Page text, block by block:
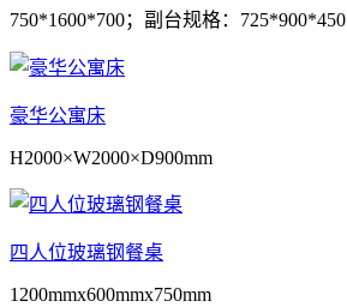
750*1600*700；副台规格：725*900*450
豪华公寓床
H2000×W2000×D900mm
四人位玻璃钢餐桌
1200mmx600mmx750mm